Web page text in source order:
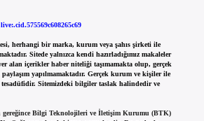
herhangi bir marka, kurum veya şahıs şirketi ile
Sitede yalnızca kendi hazırladığımız makaleler
alan içerikler haber niteliği taşımamakta olup, gerçek
yapılmamaktadır. Gerçek kurum ve kişiler ile
Sitemizdeki bilgiler taslak halindedir ve
gereğince Bilgi Teknolojileri ve İletişim Kurumu (BTK)